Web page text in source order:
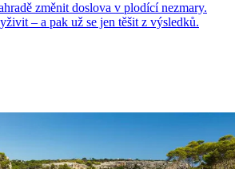
změnit doslova v plodící nezmary.
– a pak už se jen těšit z výsledků.